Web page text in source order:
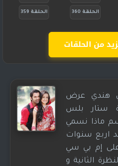
الحلقة 360 الحلقة 359
من الحلقات
هندي عرض
ستار بلس
عام 2011 باسم ماذا نسمي
اربع سنوات
إم بي سي
الثانية و